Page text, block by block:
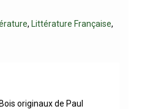
, Littérature Française,
originaux de Paul